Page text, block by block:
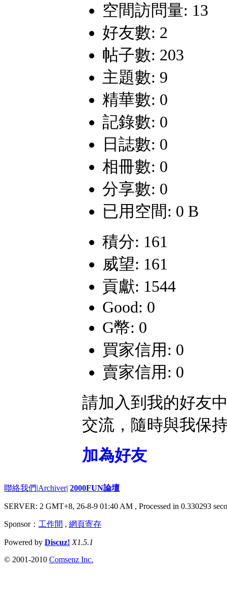
空間訪問量: 13
好友數: 2
帖子數: 203
主題數: 9
精華數: 0
記錄數: 0
日誌數: 0
相冊數: 0
分享數: 0
已用空間: 0 B
積分: 161
威望: 161
貢獻: 1544
Good: 0
G幣: 0
買家信用: 0
賣家信用: 0
請加入到我的好友
交流，隨時與我保
加為好友
聯絡我們|Archiver| 2000FUN論壇
SERVER: 2 GMT+8, 26-8-9 01:40 AM , Processed in 0.330293
Sponsor： 工作間 , 網頁寄存
Powered by Discuz! X1.5.1
© 2001-2010 Comsenz Inc.